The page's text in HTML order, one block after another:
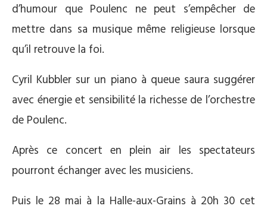
d’humour que Poulenc ne peut s’empêcher de
mettre dans sa musique même religieuse lorsque
qu’il retrouve la foi.
Cyril Kubbler sur un piano à queue saura suggérer
avec énergie et sensibilité la richesse de l’orchestre
de Poulenc.
Après ce concert en plein air les spectateurs
pourront échanger avec les musiciens.
Puis le 28 mai à la Halle-aux-Grains à 20h 30 cet